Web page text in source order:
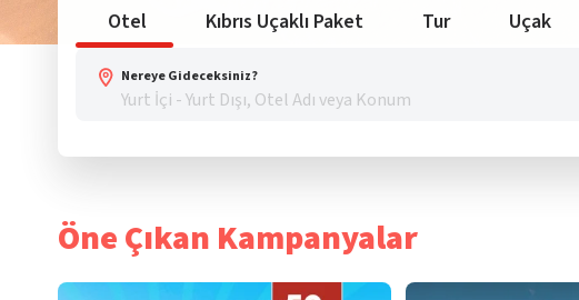
Otel Kıbrıs Uçaklı Paket Tur Uçak
Nereye Gideceksiniz?
Öne Çıkan Kampanyalar